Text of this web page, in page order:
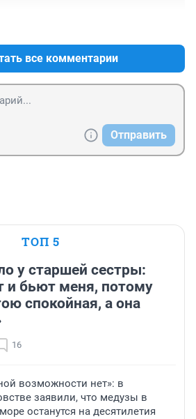
все комментарии
Отправить
ТОП 5
у старшей сестры:
и бьют меня, потому
спокойная, а она
16
возможности нет»: в
заявили, что медузы в
останутся на десятилетия